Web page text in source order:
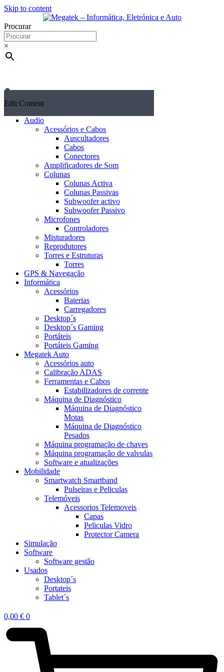
Skip to content
Procurar
×
Edit Content
Audio
Acessórios e Cabos
Auscultadores
Cabos
Conectores
Amplificadores de Som
Colunas
Colunas Activa
Colunas Passivas
Subwoofer activo
Subwoofer Passivo
Microfones
Controladores
Misturadores
Reprodutores
Torres e Estruturas
Torres
GPS & Navegação
Informática
Acessórios
Baterias
Carregadores
Desktop´s
Desktop´s Gaming
Portáteis
Portáteis Gaming
Megatek Auto
Acessórios auto
Calibração ADAS
Ferramentas e Cabos
Estabilizadores de corrente
Máquina de Diagnóstico
Máquina de Diagnóstico
Motas
Máquina de Diagnóstico
Pesados
Máquina programação de chaves
Máquina programação de valvulas
Software e atualizações
Mobilidade
Smartwatch Smartband
Pulseiras e Peliculas
Telemóveis
Acessorios Telemoveis
Capas
Peliculas Vidro
Protector Camera
Simulação
Software
Software gestão
Usados
Desktop´s
Portateis
Tablet´s
0,00 € 0